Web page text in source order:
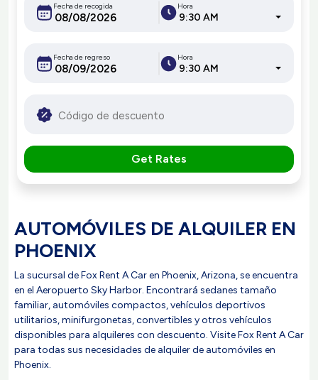
Fecha de recogida Hora
9:30 AM
Fecha de regreso Hora
9:30 AM
Get Rates
AUTOMÓVILES DE ALQUILER EN
PHOENIX
La sucursal de Fox Rent A Car en Phoenix, Arizona, se encuentra
en el Aeropuerto Sky Harbor. Encontrará sedanes tamaño
familiar, automóviles compactos, vehículos deportivos
utilitarios, minifurgonetas, convertibles y otros vehículos
disponibles para alquileres con descuento. Visite Fox Rent A Car
para todas sus necesidades de alquiler de automóviles en
Phoenix.